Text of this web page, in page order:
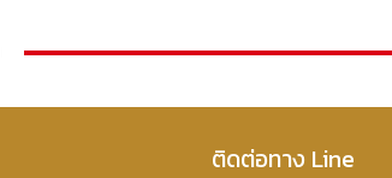
ติดต่อทาง Line